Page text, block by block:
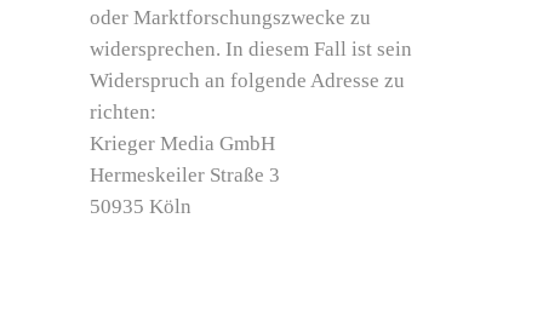
oder Marktforschungszwecke zu
widersprechen. In diesem Fall ist sein
Widerspruch an folgende Adresse zu
richten:
Krieger Media GmbH
Hermeskeiler Straße 3
50935 Köln